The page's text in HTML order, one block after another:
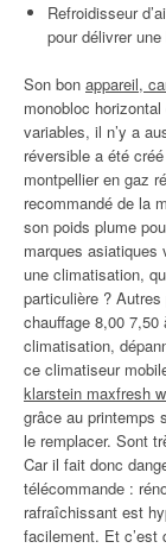
Refroidisseur
pour délivrer une
Son bon appareil,
monobloc
variables, il n’y a
réversible a été
montpellier en gaz
recommandé de la
son poids plume
marques
une climatisation,
particulière ?
chauffage 8,00
climatisation,
ce climatiseur
klarstein maxfresh
grâce au printemps
le remplacer. Sont
Car il fait donc
télécommande :
rafraîchissant est
facilement. Et